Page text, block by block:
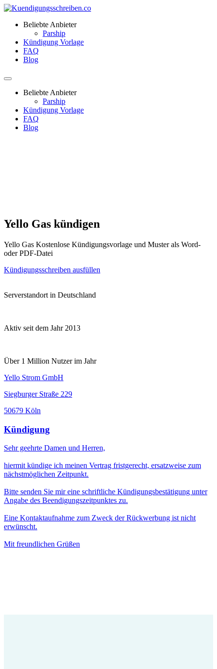
Beliebte Anbieter
Parship
Kündigung Vorlage
FAQ
Blog
Beliebte Anbieter
Parship
Kündigung Vorlage
FAQ
Blog
Yello Gas kündigen
Yello Gas Kostenlose Kündigungsvorlage und Muster als Word-
oder PDF-Datei
Kündigungsschreiben ausfüllen
Serverstandort in Deutschland
Aktiv seit dem Jahr 2013
Über 1 Million Nutzer im Jahr
Yello Strom GmbH
Siegburger Straße 229
50679 Köln
Kündigung
Sehr geehrte Damen und Herren,
hiermit kündige ich meinen Vertrag fristgerecht, ersatzweise zum
nächstmöglichen Zeitpunkt.
Bitte senden Sie mir eine schriftliche Kündigungsbestätigung unter
Angabe des Beendigungszeitpunktes zu.
Eine Kontaktaufnahme zum Zweck der Rückwerbung ist nicht
erwünscht.
Mit freundlichen Grüßen